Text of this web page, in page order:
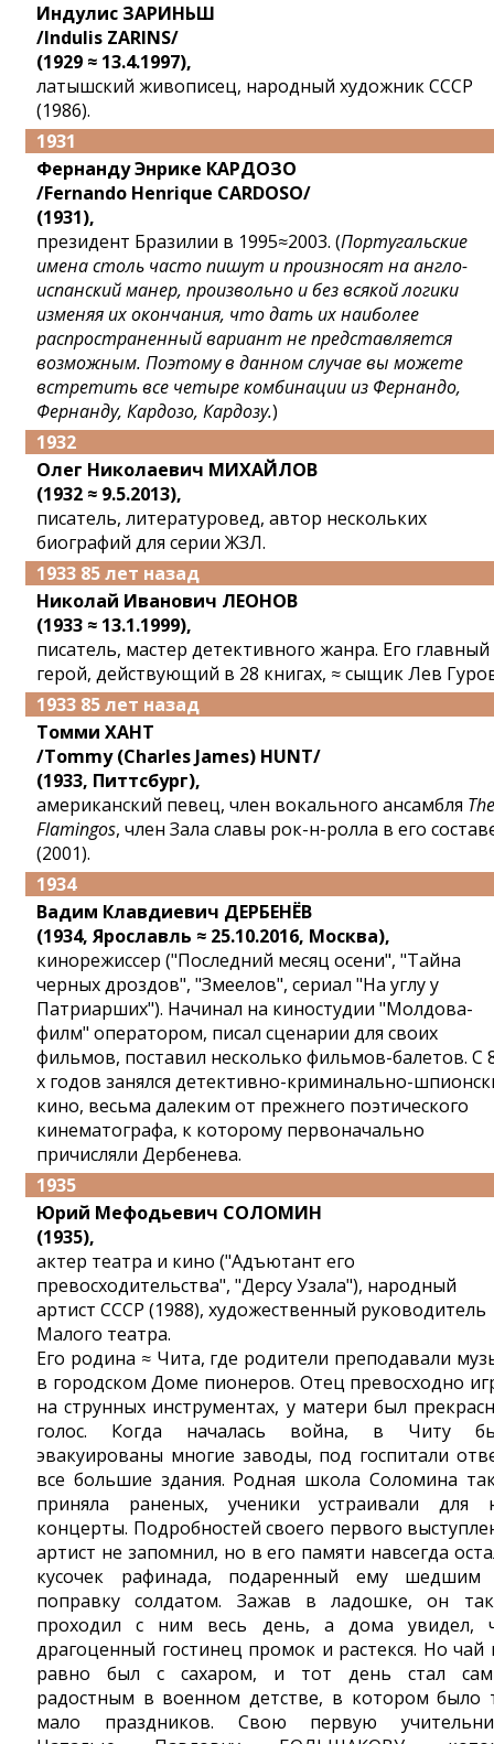
Индулис ЗАРИНЬШ
/Indulis ZARINS/
(1929 ≈ 13.4.1997),
латышский живописец, народный художник СССР
(1986).
1931
Фернанду Энрике КАРДОЗО
/Fernando Henrique CARDOSO/
(1931),
президент Бразилии в 1995≈2003. (Португальские
имена столь часто пишут и произносят на англо-
испанский манер, произвольно и без всякой логики
изменяя их окончания, что дать их наиболее
распространенный вариант не представляется
возможным. Поэтому в данном случае вы можете
встретить все четыре комбинации из Фернандо,
Фернанду, Кардозо, Кардозу.)
1932
Олег Николаевич МИХАЙЛОВ
(1932 ≈ 9.5.2013),
писатель, литературовед, автор нескольких
биографий для серии ЖЗЛ.
1933 85 лет назад
Николай Иванович ЛЕОНОВ
(1933 ≈ 13.1.1999),
писатель, мастер детективного жанра. Его главный
герой, действующий в 28 книгах, ≈ сыщик Лев
1933 85 лет назад
Томми ХАНТ
/Tommy (Charles James) HUNT/
(1933, Питтсбург),
американский певец, член вокального ансамбля The
Flamingos, член Зала славы рок-н-ролла в его
(2001).
1934
Вадим Клавдиевич ДЕРБЕНЁВ
(1934, Ярославль ≈ 25.10.2016, Москва),
кинорежиссер ("Последний месяц осени", "Тайна
черных дроздов", "Змеелов", сериал "На углу у
Патриарших"). Начинал на киностудии "Молдова-
филм" оператором, писал сценарии для своих
фильмов, поставил несколько фильмов-балетов. С
х годов занялся детективно-криминально-
кино, весьма далеким от прежнего поэтического
кинематографа, к которому первоначально
причисляли Дербенева.
1935
Юрий Мефодьевич СОЛОМИН
(1935),
актер театра и кино ("Адъютант его
превосходительства", "Дерсу Узала"), народный
артист СССР (1988), художественный руководитель
Малого театра.
Его родина ≈ Чита, где родители преподавали
в городском Доме пионеров. Отец превосходно
на струнных инструментах, у матери был
голос. Когда началась война, в Читу
эвакуированы многие заводы, под госпитали
все большие здания. Родная школа Соломина
приняла раненых, ученики устраивали для
концерты. Подробностей своего первого
артист не запомнил, но в его памяти навсегда
кусочек рафинада, подаренный ему шедшим
поправку солдатом. Зажав в ладошке, он
проходил с ним весь день, а дома увидел,
драгоценный гостинец промок и растекся. Но чай
равно был с сахаром, и тот день стал
радостным в военном детстве, в котором было
мало праздников. Свою первую